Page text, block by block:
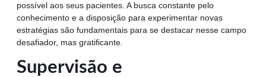
possível aos seus pacientes. A busca constante pelo
conhecimento e a disposição para experimentar novas
estratégias são fundamentais para se destacar nesse campo
desafiador, mas gratificante.
Supervisão e